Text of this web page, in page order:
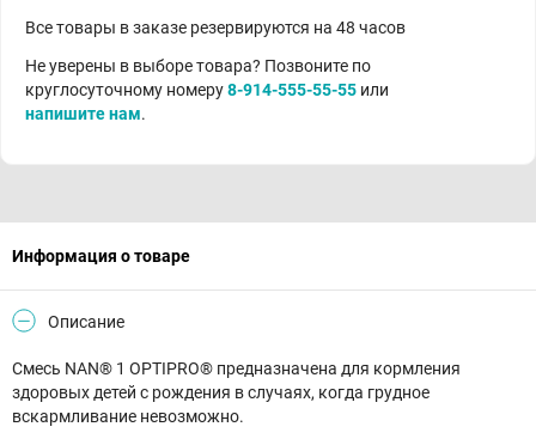
Все товары в заказе резервируются на 48 часов
Не уверены в выборе товара? Позвоните по
круглосуточному номеру8-914-555-55-55 или
напишите нам.
Информация о товаре
Описание
Смесь NAN® 1 OPTIPRO® предназначена для кормления
здоровых детей с рождения в случаях, когда грудное
вскармливание невозможно.